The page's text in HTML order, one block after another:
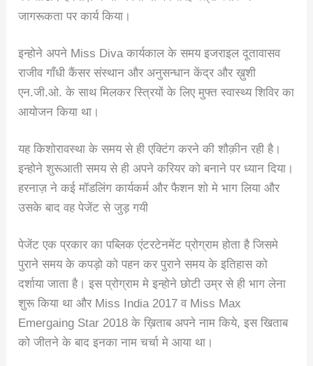
जागरूकता पर कार्य किया।
इन्होने अपने Miss Diva कार्यकाल के समय इजराइल दूतावासव
राजीव गाँधी कैंसर संस्थान और अनुसन्धान केंद्र और ख़ुशी
एन.जी.ओ. के साथ मिलकर स्त्रियों के लिए मुफ्त स्वास्थ्य शिविर का
आयोजन किया था।
यह किशोरावस्था के समय से ही एक्टिंग करने की शौक़ीन रही है।
इन्होने शुरूआती समय से ही अपने करियर को बनाने पर ध्यान दिया।
हरनाज़ ने कई मॉडलिंग कार्यकर्म और फैशन शो मे भाग लिया और
उसके बाद वह पेजेंट से जुड़ गयी
पेजेंट एक प्रकार का पब्लिक एंटरटेनमेंट प्रोग्राम होता है जिसमे
पुराने समय के कपड़ो को पहन कर पुराने समय के इतिहास को
दर्शाया जाता है। इस प्रोग्राम मे इन्होने छोटी उम्र से ही भाग लेना
शुरू किया था और Miss India 2017 व Miss Max
Emergaing Star 2018 के ख़िताब अपने नाम किये, इस खिताब
को जीतने के बाद इनका नाम चर्चा मे आया था।